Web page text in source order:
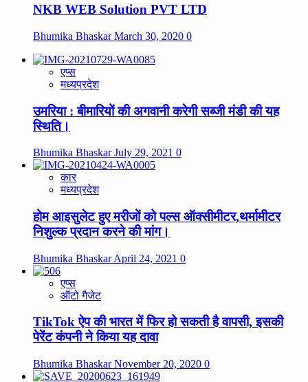
NKB WEB Solution PVT LTD
Bhumika BhaskarMarch 30, 2020 0
एप्स
मध्यप्रदेश
उमरिया : बीमारियों की अगवानी करेगी सब्जी मंडी की यह
स्थिति।
Bhumika BhaskarJuly 29, 2021 0
कार
मध्यप्रदेश
होम आइसुलेट हुए मरीजों को पल्स ऑक्सीमीटर,थर्मामीटर
निशुल्क प्रदान करने की मांग।
Bhumika BhaskarApril 24, 2021 0
एप्स
ऑटो गैजेट
TikTok ऐप की भारत में फिर हो सकती है वापसी, इसकी
पेरेंट कंपनी ने किया यह दावा
Bhumika BhaskarNovember 20, 2020 0